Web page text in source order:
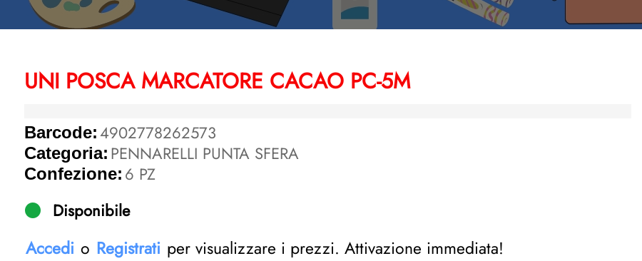
UNI POSCA MARCATORE CACAO PC-5M
Barcode:4902778262573
Categoria: PENNARELLI PUNTA SFERA
Confezione: 6 PZ
Disponibile
Accedi o Registrati per visualizzare i prezzi. Attivazione immediata!